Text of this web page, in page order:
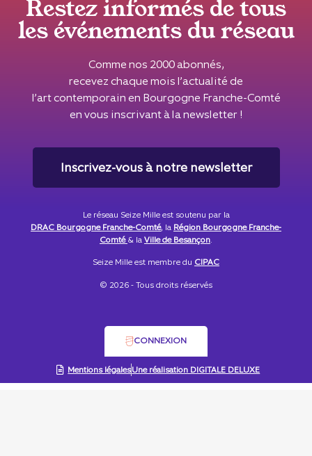
Restez informés de tous
les événements du réseau
Comme nos 2000 abonnés,
recevez chaque mois l’actualité de
l’art contemporain en Bourgogne Franche-Comté
en vous inscrivant à la newsletter !
Inscrivez-vous à notre newsletter
Le réseau Seize Mille est soutenu par la
DRAC Bourgogne Franche-Comté, la Région Bourgogne Franche-
Comté& laVille de Besançon.
Seize Mille est membre du CIPAC
© 2026 - Tous droits réservés
CONNEXION
Mentions légalesUne réalisation DIGITALE DELUXE